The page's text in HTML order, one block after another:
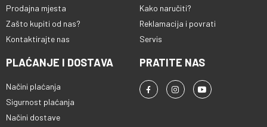
Prodajna mjesta
Zašto kupiti od nas?
Kontaktirajte nas
Kako naručiti?
Reklamacija i povrati
Servis
PLAĆANJE I DOSTAVA
Načini plaćanja
Sigurnost plaćanja
Načini dostave
PRATITE NAS